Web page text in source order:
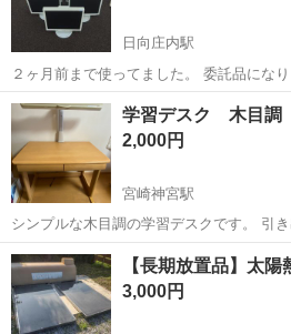
日向庄内駅
２ヶ月前まで使ってました。 委託品にな
問い合わせ下さい。 早めの引き取り優先
宮崎 都城市 日向庄内駅 オフ
学習デスク 木目調
2,000円
宮崎神宮駅
シンプルな木目調の学習デスクです。 引
プです。 利用される方にお譲りします。
ので、参考にしてください。
宮崎 宮崎市 宮崎神宮駅 オフ
【長期放置品】太陽
3,000円